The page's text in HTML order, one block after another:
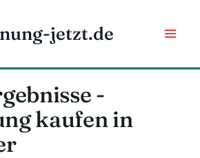
jetzt.de
-
kaufen in